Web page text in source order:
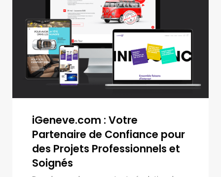
iGeneve.com : Votre
Partenaire de Confiance pour
des Projets Professionnels et
Soignés